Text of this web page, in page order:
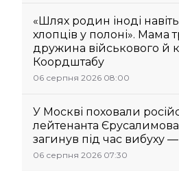
«Шлях родин іноді
хлопців у полоні». Мама
дружина військового й
Коордштабу
06 серпня 2026 08:00
У Москві поховали
лейтенанта
загинув під час вибуху
06 серпня 2026 07:30